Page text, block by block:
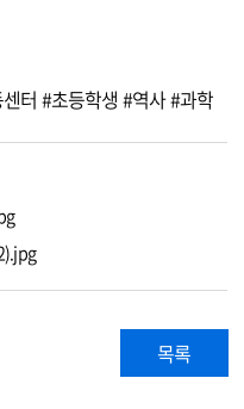
터 #초등학생 #역사 #과학
목록